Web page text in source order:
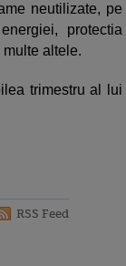
neutilizate, pe
protectia
altele.
trimestru al lui
RSS Feed